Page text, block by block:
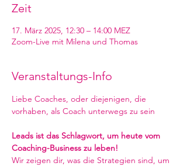
Zeit
17. März 2025, 12:30 – 14:00 MEZ
Zoom-Live mit Milena und Thomas
Veranstaltungs-Info
Liebe Coaches, oder diejenigen, die
vorhaben, als Coach unterwegs zu sein
Leads ist das Schlagwort, um heute vom
Coaching-Business zu leben!
Wir zeigen dir, was die Strategien sind, um